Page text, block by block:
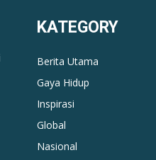
KATEGORY
Berita Utama
Gaya Hidup
Inspirasi
Global
Nasional